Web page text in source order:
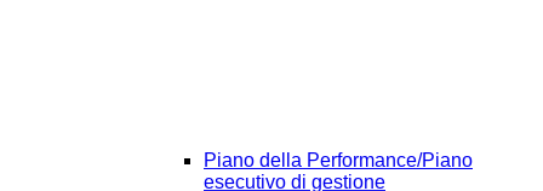
Piano della Performance/Piano
esecutivo di gestione